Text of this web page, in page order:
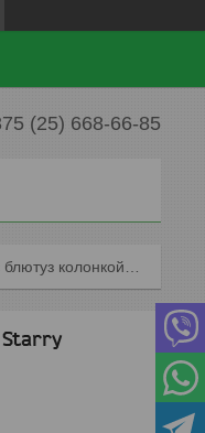
(25) 668-66-85
Starry